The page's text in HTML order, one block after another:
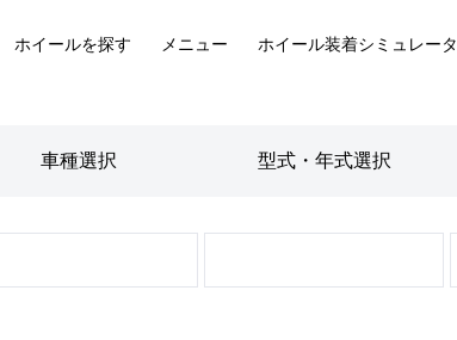
ホイールを探す メニュー ホイール装着シミュレータ
車種選択 型式・年式選択